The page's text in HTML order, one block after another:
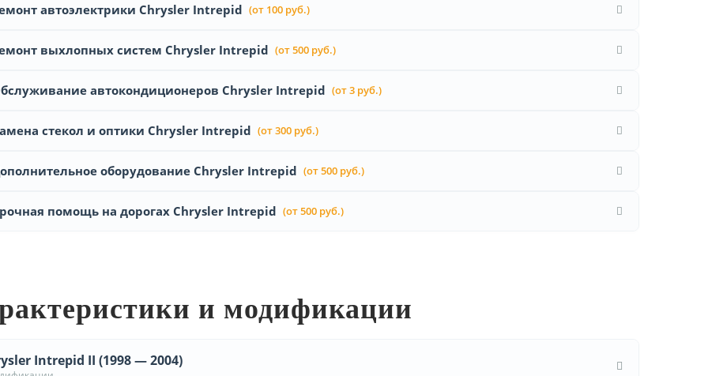
автоэлектрики Chrysler Intrepid (от 100 руб.)
выхлопных систем Chrysler Intrepid (от 500 руб.)
автокондиционеров Chrysler Intrepid (от 3 руб.)
стекол и оптики Chrysler Intrepid (от 300 руб.)
оборудование Chrysler Intrepid (от 500 руб.)
помощь на дорогах Chrysler Intrepid (от 500 руб.)
и модификации
Intrepid II (1998 — 2004)